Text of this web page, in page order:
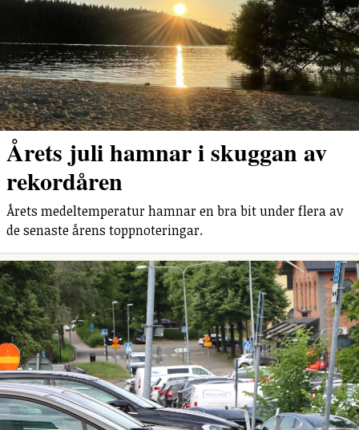
Årets juli hamnar i skuggan av
rekordåren
Årets medeltemperatur hamnar en bra bit under flera av
de senaste årens toppnoteringar.